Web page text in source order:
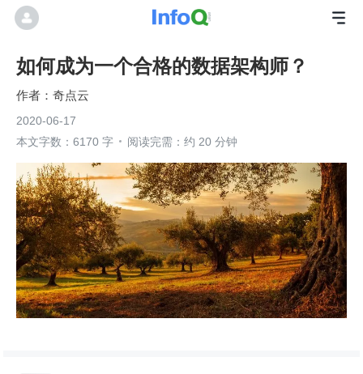
如何成为一个合格的数据架构师？
奇点云
2020-06-17
本文字数：6170 字
阅读完需：约 20 分钟